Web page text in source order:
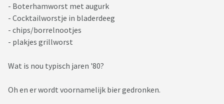
- Boterhamworst met augurk
- Cocktailworstje in bladerdeeg
- chips/borrelnootjes
- plakjes grillworst
Wat is nou typisch jaren '80?
Oh en er wordt voornamelijk bier gedronken.